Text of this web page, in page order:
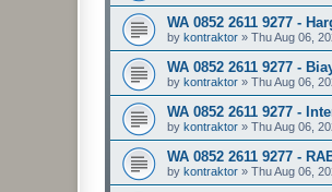
WA 0852 2611 9277 -
by kontraktor » Thu Aug 06,
WA 0852 2611 9277 -
by kontraktor » Thu Aug 06,
WA 0852 2611 9277 -
by kontraktor » Thu Aug 06,
WA 0852 2611 9277 -
by kontraktor » Thu Aug 06,